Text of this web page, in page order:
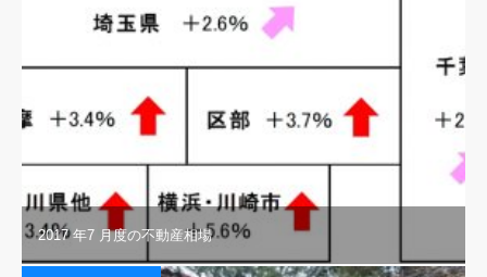
2017 年7 月度の不動産相場